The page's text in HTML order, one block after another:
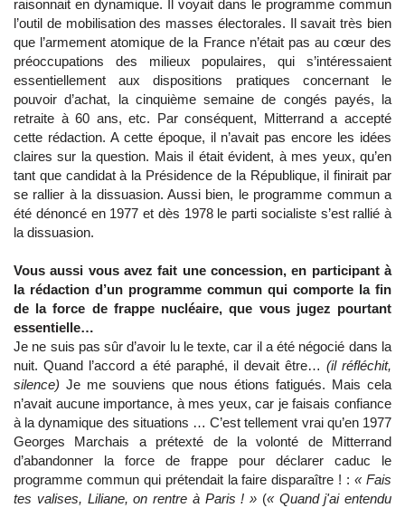
raisonnait en dynamique. Il voyait dans le programme commun
l’outil de mobilisation des masses électorales. Il savait très bien
que l’armement atomique de la France n’était pas au cœur des
préoccupations des milieux populaires, qui s’intéressaient
essentiellement aux dispositions pratiques concernant le
pouvoir d’achat, la cinquième semaine de congés payés, la
retraite à 60 ans, etc. Par conséquent, Mitterrand a accepté
cette rédaction. A cette époque, il n’avait pas encore les idées
claires sur la question. Mais il était évident, à mes yeux, qu’en
tant que candidat à la Présidence de la République, il finirait par
se rallier à la dissuasion. Aussi bien, le programme commun a
été dénoncé en 1977 et dès 1978 le parti socialiste s’est rallié à
la dissuasion.
Vous aussi vous avez fait une concession, en participant à
la rédaction d’un programme commun qui comporte la fin
de la force de frappe nucléaire, que vous jugez pourtant
essentielle…
Je ne suis pas sûr d’avoir lu le texte, car il a été négocié dans la
nuit. Quand l’accord a été paraphé, il devait être… (il réfléchit,
silence) Je me souviens que nous étions fatigués. Mais cela
n’avait aucune importance, à mes yeux, car je faisais confiance
à la dynamique des situations … C’est tellement vrai qu’en 1977
Georges Marchais a prétexté de la volonté de Mitterrand
d’abandonner la force de frappe pour déclarer caduc le
programme commun qui prétendait la faire disparaître ! :« Fais
tes valises, Liliane, on rentre à Paris ! » (« Quand j'ai entendu